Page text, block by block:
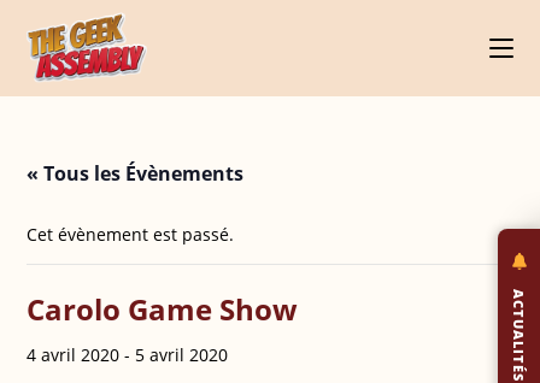
content
« Tous les Évènements
Cet évènement est passé.
Carolo Game Show
4 avril 2020 - 5 avril 2020 ACTUALITÉS